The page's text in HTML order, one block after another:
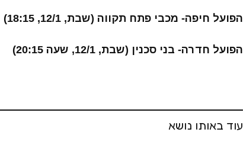
הפועל חיפה- מכבי פתח תקווה (שבת, 12/1, 18:15)
הפועל חדרה- בני סכנין (שבת, 12/1, שעה 20:15)
עוד באותו נושא